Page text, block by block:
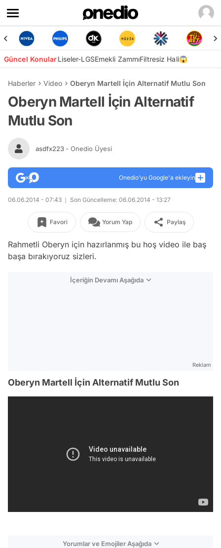
Güncel KonularLiseler-LGSEmekli ZammıFiltresiz Hali😱
Haberler Video Oberyn Martell İçin Alternatif Mutlu Son
Oberyn Martell İçin Alternatif
Mutlu Son
asdfx223 - Onedio Üyesi
Onedio’yu Google'a ekleyin
06.06.2014 - 07:43 Son Güncelleme: 06.06.2014 - 13:27
Favori Yorum Yap Paylaş
Rahmetli Oberyn için hazırlanmış bu hoş video ile baş
başa bırakıyoruz sizleri.
İçeriğin Devamı Aşağıda
Reklam
Oberyn Martell İçin Alternatif Mutlu Son
Yorumlar ve Emojiler Aşağıda